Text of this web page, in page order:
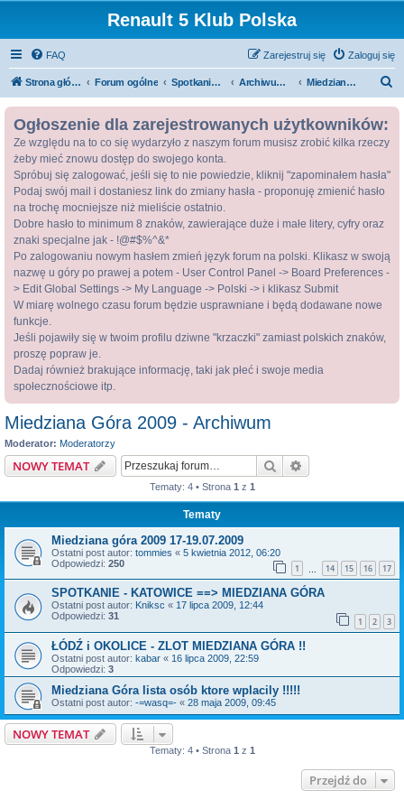
Renault 5 Klub Polska
FAQ Zaloguj się
Zarejestruj się
Strona główna Forum ogólne Spotkania / Zloty Archiwum zlotów Miedziana Góra 2009 - Archiwum
Ogłoszenie dla zarejestrowanych użytkowników:
Ze względu na to co się wydarzyło z naszym forum musisz zrobić kilka rzeczy
żeby mieć znowu dostęp do swojego konta.
Spróbuj się zalogować, jeśli się to nie powiedzie, kliknij "zapominałem hasła"
Podaj swój mail i dostaniesz link do zmiany hasła - proponuję zmienić hasło
na trochę mocniejsze niż mieliście ostatnio.
Dobre hasło to minimum 8 znaków, zawierające duże i małe litery, cyfry oraz
znaki specjalne jak - !@#$%^&*
Po zalogowaniu nowym hasłem zmień język forum na polski. Klikasz w swoją
nazwę u góry po prawej a potem - User Control Panel -> Board Preferences -
> Edit Global Settings -> My Language -> Polski -> i klikasz Submit
W miarę wolnego czasu forum będzie usprawniane i będą dodawane nowe
funkcje.
Jeśli pojawiły się w twoim profilu dziwne "krzaczki" zamiast polskich znaków,
proszę popraw je.
Dadaj również brakujące informację, taki jak płeć i swoje media
społecznościowe itp.
Miedziana Góra 2009 - Archiwum
Moderator: Moderatorzy
NOWY TEMAT Szukaj
Tematy: 4 • Strona 1 z 1
Tematy
Miedziana góra 2009 17-19.07.2009
Ostatni post autor: tommies « 5 kwietnia 2012, 06:20
Odpowiedzi: 250 1 14 15 16 17
SPOTKANIE - KATOWICE ==> MIEDZIANA GÓRA
Ostatni post autor: Kniksc « 17 lipca 2009, 12:44
Odpowiedzi: 31 1 2 3
ŁÓDŹ i OKOLICE - ZLOT MIEDZIANA GÓRA !!
Ostatni post autor: kabar « 16 lipca 2009, 22:59
Odpowiedzi: 3
Miedziana Góra lista osób ktore wplacily !!!!!
Ostatni post autor: -=wasq=- « 28 maja 2009, 09:45
NOWY TEMAT
Tematy: 4 • Strona 1 z 1
Przejdź do